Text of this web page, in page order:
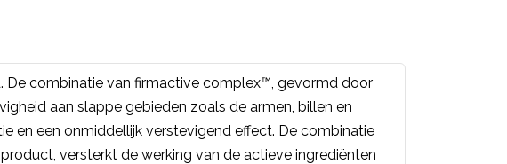
De combinatie van firmactive complex™, gevormd door
aan slappe gebieden zoals de armen, billen en
en een onmiddellijk verstevigend effect. De combinatie
versterkt de werking van de actieve ingrediënten